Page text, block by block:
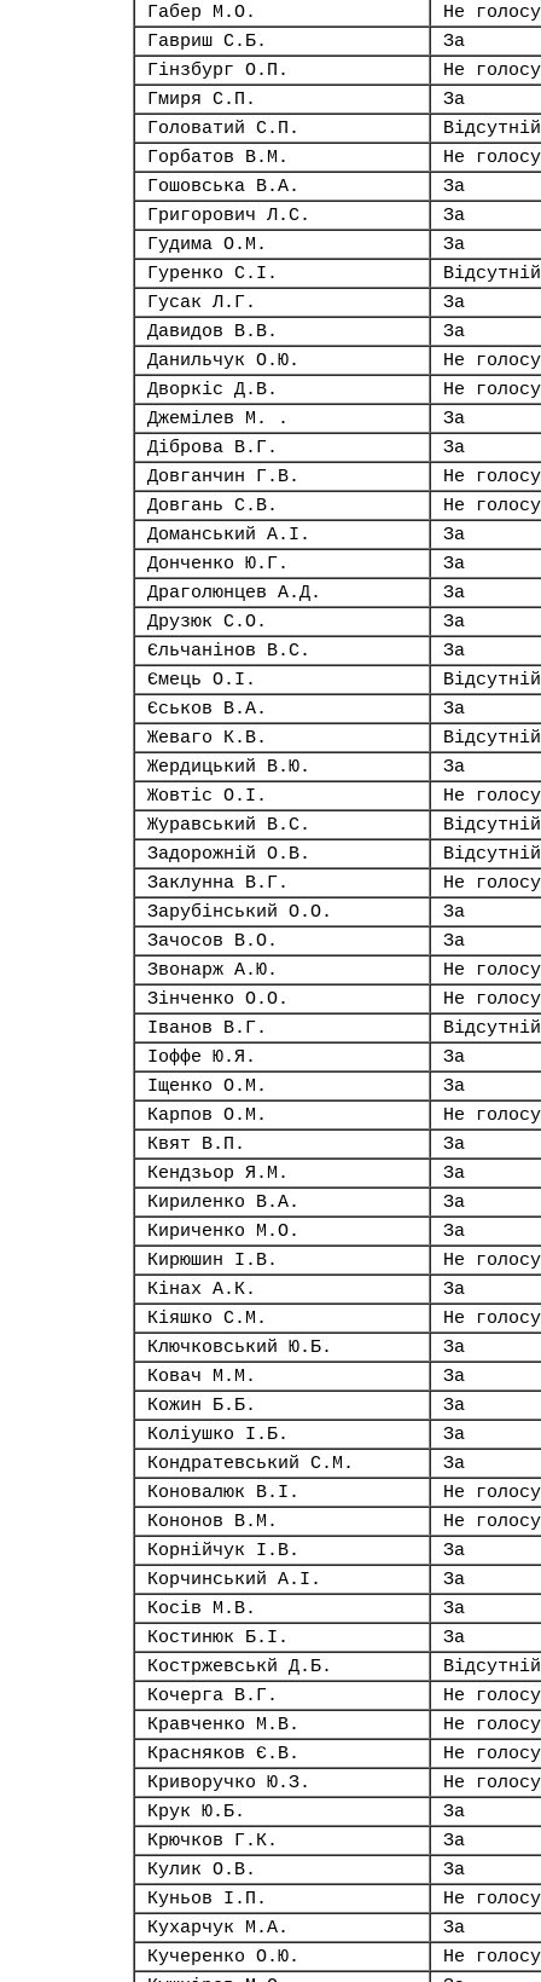
Габер М.О.
Не
Гавриш С.Б.
За
Гінзбург О.П.
Не
Гмиря С.П.
За
Головатий С.П.
Відсутній
Горбатов В.М.
Не
Гошовська В.А.
За
Григорович Л.С.
За
Гудима О.М.
За
Гуренко С.І.
Відсутній
Гусак Л.Г.
За
Давидов В.В.
За
Данильчук О.Ю.
Не
Дворкіс Д.В.
Не
Джемілев М. .
За
Діброва В.Г.
За
Довганчин Г.В.
Не
Довгань С.В.
Не
Доманський А.І.
За
Донченко Ю.Г.
За
Драголюнцев А.Д.
За
Друзюк С.О.
За
Єльчанінов В.С.
За
Ємець О.І.
Відсутній
Єськов В.А.
За
Жеваго К.В.
Відсутній
Жердицький В.Ю.
За
Жовтіс О.І.
Не
Журавський В.С.
Відсутній
Задорожній О.В.
Відсутній
Заклунна В.Г.
Не
Зарубінський О.О.
За
Зачосов В.О.
За
Звонарж А.Ю.
Не
Зінченко О.О.
Не
Іванов В.Г.
Відсутній
Іоффе Ю.Я.
За
Іщенко О.М.
За
Карпов О.М.
Не
Квят В.П.
За
Кендзьор Я.М.
За
Кириленко В.А.
За
Кириченко М.О.
За
Кирюшин І.В.
Не
Кінах А.К.
За
Кіяшко С.М.
Не
Ключковський Ю.Б.
За
Ковач М.М.
За
Кожин Б.Б.
За
Коліушко І.Б.
За
Кондратевський С.М.
За
Коновалюк В.І.
Не
Кононов В.М.
Не
Корнійчук І.В.
За
Корчинський А.І.
За
Косів М.В.
За
Костинюк Б.І.
За
Костржевськй Д.Б.
Відсутній
Кочерга В.Г.
Не
Кравченко М.В.
Не
Красняков Є.В.
Не
Криворучко Ю.З.
Не
Крук Ю.Б.
За
Крючков Г.К.
За
Кулик О.В.
За
Куньов І.П.
Не
Кухарчук М.А.
За
Кучеренко О.Ю.
Не